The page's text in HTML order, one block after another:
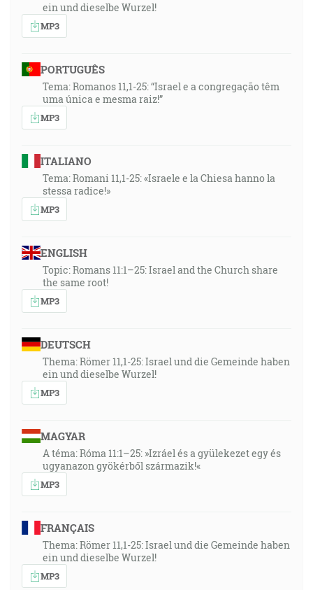
ein und dieselbe Wurzel!
MP3
PORTUGUÊS
Tema: Romanos 11,1-25: “Israel e a congregação têm
uma única e mesma raiz!”
MP3
ITALIANO
Tema: Romani 11,1-25: «Israele e la Chiesa hanno la
stessa radice!»
MP3
ENGLISH
Topic: Romans 11:1–25: Israel and the Church share
the same root!
MP3
DEUTSCH
Thema: Römer 11,1-25: Israel und die Gemeinde haben
ein und dieselbe Wurzel!
MP3
MAGYAR
A téma: Róma 11:1–25: »Izráel és a gyülekezet egy és
ugyanazon gyökérből származik!«
MP3
FRANÇAIS
Thema: Römer 11,1-25: Israel und die Gemeinde haben
ein und dieselbe Wurzel!
MP3